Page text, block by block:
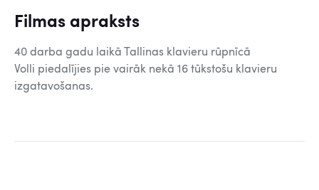
Filmas apraksts
40 darba gadu laikā Tallinas klavieru rūpnīcā
Volli piedalījies pie vairāk nekā 16 tūkstošu klavieru
izgatavošanas.